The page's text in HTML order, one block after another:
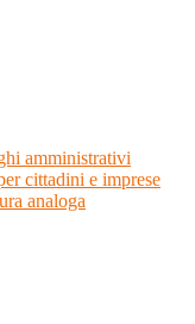
amministrativi
cittadini e imprese
analoga